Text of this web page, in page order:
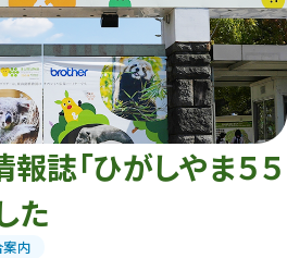
総合案内
動物園 植物園
再生プラン
東山動植物園
への支援
環境教育
誌「ひがしやま５５
た
内